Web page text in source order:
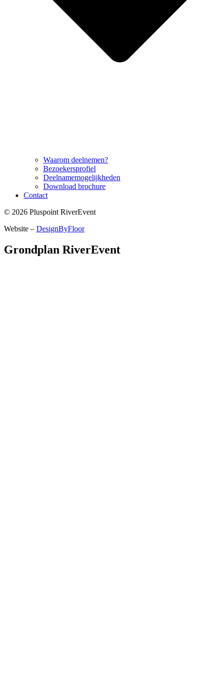
Waarom deelnemen?
Bezoekersprofiel
Deelnamemogelijkheden
Download brochure
Contact
© 2026 Pluspoint RiverEvent
Website – DesignByFloor
Grondplan RiverEvent